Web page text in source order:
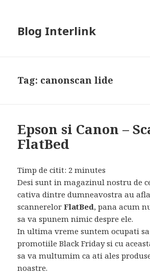
Blog Interlink
Tag: canonscan lide
Epson si Canon –
FlatBed
Timp de citit: 2 minutes
Desi sunt in magazinul nostru de
cativa dintre dumneavostra au
scannerelorFlatBed, pana acum
sa va spunem nimic despre ele.
In ultima vreme suntem ocupati
promotiile Black Friday si cu
sa va multumim ca ati ales
noastre.